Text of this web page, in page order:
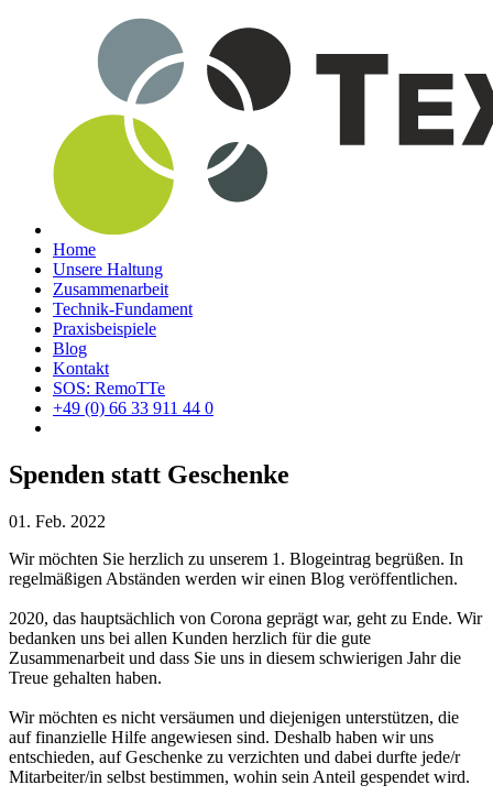
Home
Unsere Haltung
Zusammenarbeit
Technik-Fundament
Praxisbeispiele
Blog
Kontakt
SOS: RemoTTe
+49 (0) 66 33 911 44 0
Spenden statt Geschenke
01. Feb. 2022
Wir möchten Sie herzlich zu unserem 1. Blogeintrag begrüßen. In
regelmäßigen Abständen werden wir einen Blog veröffentlichen.
2020, das hauptsächlich von Corona geprägt war, geht zu Ende. Wir
bedanken uns bei allen Kunden herzlich für die gute
Zusammenarbeit und dass Sie uns in diesem schwierigen Jahr die
Treue gehalten haben.
Wir möchten es nicht versäumen und diejenigen unterstützen, die
auf finanzielle Hilfe angewiesen sind. Deshalb haben wir uns
entschieden, auf Geschenke zu verzichten und dabei durfte jede/r
Mitarbeiter/in selbst bestimmen, wohin sein Anteil gespendet wird.